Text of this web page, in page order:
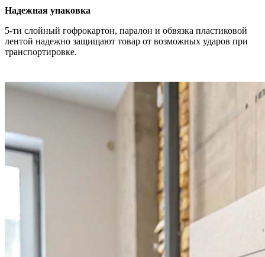
Надежная упаковка
5-ти слойный гофрокартон, паралон и обвязка пластиковой
лентой надежно защищают товар от возможных ударов при
транспортировке.